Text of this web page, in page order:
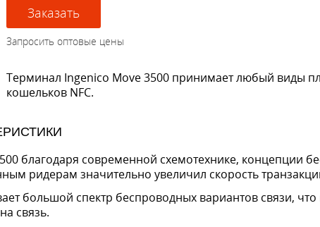
Терминал Ingenico Move 3500 принимает любый виды
кошельков NFC.
благодаря современной схемотехнике, концепции
ридерам значительно увеличил скорость
большой спектр беспроводных вариантов связи, что
связь.